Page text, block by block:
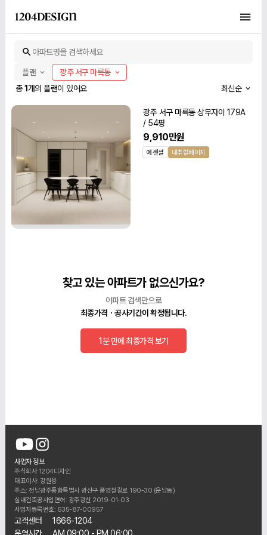
아파트명을 검색하세요
플랜
광주 서구 마륵동
총1개의 플랜이 있어요 최신순
에센셜 내추럴베이지
광주 서구 마륵동 상무자이 179A
/ 54평
9,910만원
찾고 있는 아파트가 없으신가요?
아파트 검색만으로
최종가격ㆍ공사기간이 확정됩니다.
1분 만에 최종가격 보기
사업자 정보
주식회사 1204디자인
대표이사: 강원용
주소: 전남광주통합특별시 광산구 풍영철길로 190-30 (운남동)
실내건축공사업면허: 광주광산 2019-01-03
사업자등록번호: 635-87-00957
고객센터
1666-1204